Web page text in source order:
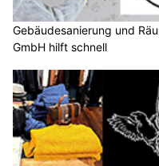
Gebäudesanierung und
GmbH hilft schnell